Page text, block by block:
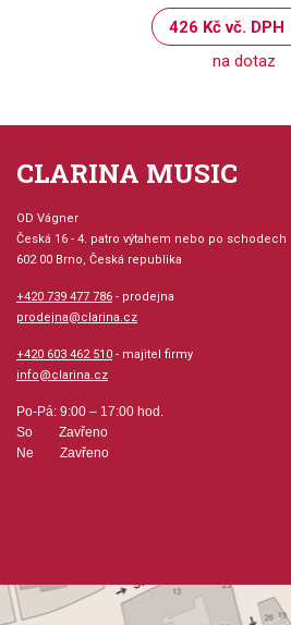
426 Kč vč. DPH
na dotaz
CLARINA MUSIC
OD Vágner
Česká 16 - 4. patro výtahem nebo po schodech
602 00 Brno, Česká republika
+420 739 477 786 - prodejna
prodejna@clarina.cz
+420 603 462 510 - majitel firmy
info@clarina.cz
Po-Pá: 9:00 – 17:00 hod.
So Zavřeno
Ne Zavřeno